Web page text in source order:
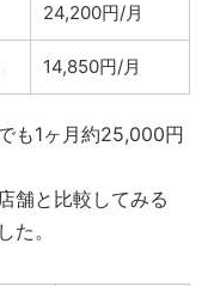
24,200円/月
14,850円/月
も1ヶ月約25,000円
舗と比較してみる
た。